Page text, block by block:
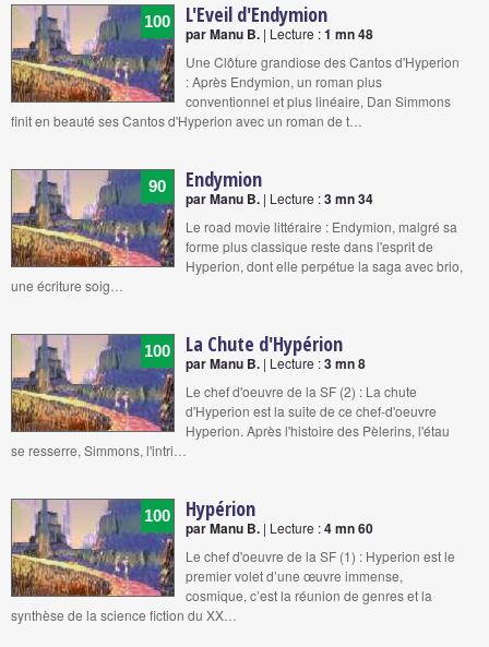
100 L'Eveil d'Endymion
par Manu B. | Lecture :1 mn 48
Une Clôture grandiose des Cantos d'Hyperion
: Après Endymion, un roman plus
conventionnel et plus linéaire, Dan Simmons
finit en beauté ses Cantos d'Hyperion avec un roman de t…
90 Endymion
par Manu B. | Lecture :3 mn 34
Le road movie littéraire : Endymion, malgré sa
forme plus classique reste dans l'esprit de
Hyperion, dont elle perpétue la saga avec brio,
une écriture soig…
100 La Chute d'Hypérion
par Manu B. | Lecture :3 mn 8
Le chef d'oeuvre de la SF (2) : La chute
d'Hyperion est la suite de ce chef-d'oeuvre
Hyperion. Après l'histoire des Pèlerins, l'étau
se resserre, Simmons, l'intri…
100 Hypérion
par Manu B. | Lecture :4 mn 60
Le chef d'oeuvre de la SF (1) : Hyperion est le
premier volet d’une œuvre immense,
cosmique, c’est la réunion de genres et la
synthèse de la science fiction du XX…